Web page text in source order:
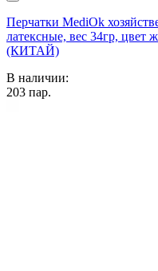
Перчатки MediOk
латексные, вес 34гр, цвет
(КИТАЙ)
В наличии:
203 пар.